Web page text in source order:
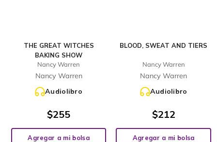
THE GREAT WITCHES
BAKING SHOW
Nancy Warren
Nancy Warren
Audiolibro
$255
Agregar a mi bolsa
BLOOD, SWEAT AND TIERS
Nancy Warren
Nancy Warren
Audiolibro
$212
Agregar a mi bolsa